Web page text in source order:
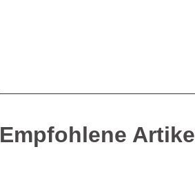
Empfohlene